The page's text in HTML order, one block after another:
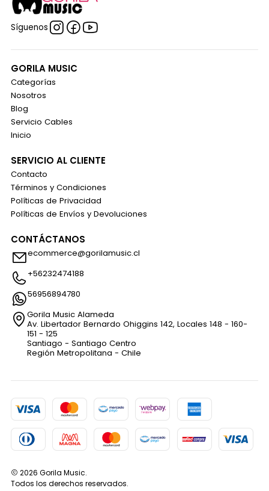
Síguenos
GORILA MUSIC
Categorías
Nosotros
Blog
Servicio Cables
Inicio
SERVICIO AL CLIENTE
Contacto
Términos y Condiciones
Políticas de Privacidad
Políticas de Envíos y Devoluciones
CONTÁCTANOS
ecommerce@gorilamusic.cl
+56232474188
56956894780
Gorila Music Alameda
Av. Libertador Bernardo Ohiggins 142, Locales 148 - 160-
151 - 125
Santiago - Santiago Centro
Región Metropolitana - Chile
2026 Gorila Music.
Todos los derechos reservados.